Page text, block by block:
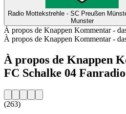
Radio Mottekstrehle - SC Preußen
Munster
À propos de Knappen Kommentar -
À propos de Knappen Kommentar -
À propos de Knappen
FC Schalke 04 Fanradio
(263)